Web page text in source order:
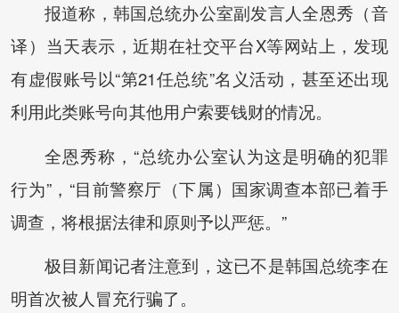
报道称，韩国总统办公室副发言人全恩秀（音
译）当天表示，近期在社交平台X等网站上，发现
有虚假账号以“第21任总统”名义活动，甚至还出现
利用此类账号向其他用户索要钱财的情况。
全恩秀称，“总统办公室认为这是明确的犯罪
行为”，“目前警察厅（下属）国家调查本部已着手
调查，将根据法律和原则予以严惩。”
极目新闻记者注意到，这已不是韩国总统李在
明首次被人冒充行骗了。